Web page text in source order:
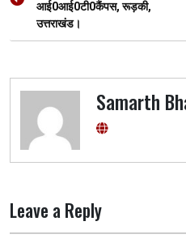
आई0आई0टी0कैंपस, रूड़की,
उत्तराखंड।
Samarth
Leave a Reply